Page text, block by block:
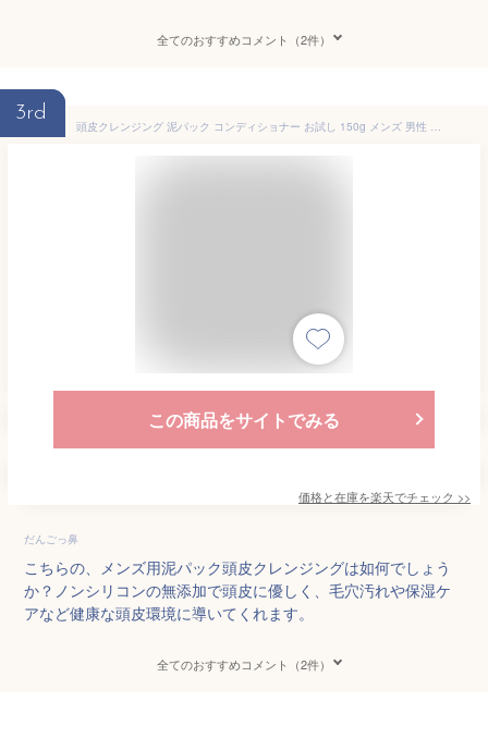
全てのおすすめコメント（2件）
3rd
頭皮クレンジング 泥パック コンディショナー お試し 150g メンズ 男性 男性用 頭皮マッサージ 頭皮ケア 頭皮 保湿 乾燥 かゆみ 毛穴 スカルプ リンス トリートメント 頭皮パック フケ 頭皮臭 頭皮臭い 無添加 ノンシリコン スーパーサイヤ
この商品をサイトでみる
価格と在庫を楽天でチェック >>
だんごっ鼻
こちらの、メンズ用泥パック頭皮クレンジングは如何でしょう
か？ノンシリコンの無添加で頭皮に優しく、毛穴汚れや保湿ケ
アなど健康な頭皮環境に導いてくれます。
全てのおすすめコメント（2件）